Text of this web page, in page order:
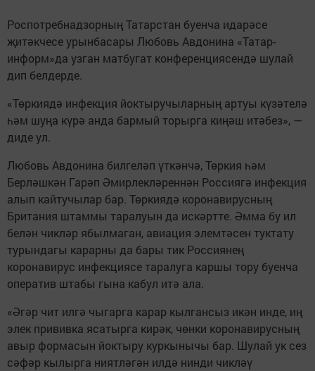
Роспотребнадзорның Татарстан буенча идарәсе
җитәкчесе урынбасары Любовь Авдонина «Татар-
информ»да узган матбугат конференциясендә шулай
дип белдерде.
«Төркиядә инфекция йоктыручыларның артуы күзәтелә
һәм шуңа күрә анда бармый торырга киңәш итәбез», —
диде ул.
Любовь Авдонина билгеләп үткәнчә, Төркия һәм
Берләшкән Гарәп Әмирлекләреннән Россиягә инфекция
алып кайтучылар бар. Төркиядә коронавирусның
Британия штаммы таралуын да искәртте. Әмма бу ил
белән чикләр ябылмаган, авиация элемтәсен туктату
турындагы карарны да бары тик Россиянең
коронавирус инфекциясе таралуга каршы тору буенча
оператив штабы гына кабул итә ала.
«Әгәр чит илгә чыгарга карар кылгансыз икән инде, иң
элек прививка ясатырга кирәк, чөнки коронавирусның
авыр формасын йоктыру куркынычы бар. Шулай ук сез
сәфәр кылырга ниятләгән илдә нинди чикләү